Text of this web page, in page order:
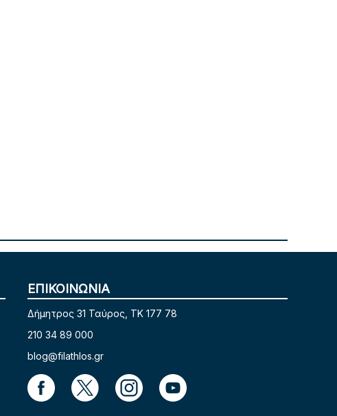
ΕΠΙΚΟΙΝΩΝΙΑ
Δήμητρος 31 Ταύρος, TK 177 78
210 34 89 000
blog@filathlos.gr